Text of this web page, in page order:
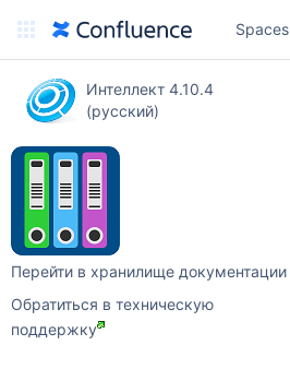
Spaces
Интеллект 4.10.4
(русский)
Перейти в хранилище документации
Обратиться в техническую
поддержку